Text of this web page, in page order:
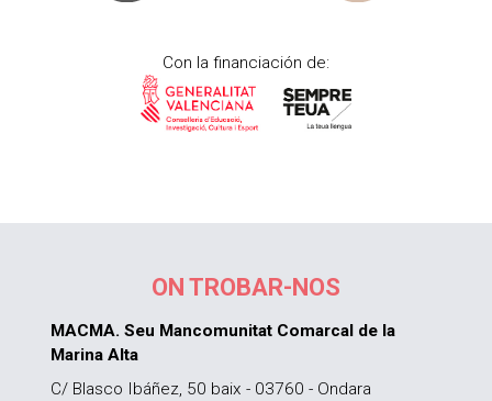
Con la financiación de:
ON TROBAR-NOS
MACMA. Seu Mancomunitat Comarcal de la
Marina Alta
C/ Blasco Ibáñez, 50 baix - 03760 - Ondara